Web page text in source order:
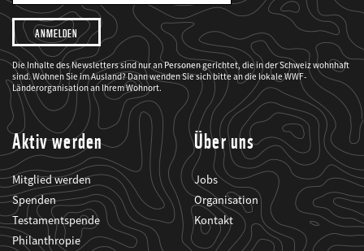
Adresse
Ich
möchte,
dass
der
WWF
mich
über
seine
Projekte
informiert.
Die Inhalte des Newsletters sind nur an Personen gerichtet, die in der Schweiz wohnhaft
sind. Wohnen Sie im Ausland? Dann wenden Sie sich bitte an die lokale WWF-
Länderorganisation an Ihrem Wohnort.
Aktiv werden
Mitglied werden
Spenden
Testamentspende
Philanthropie
Über uns
Jobs
Organisation
Kontakt